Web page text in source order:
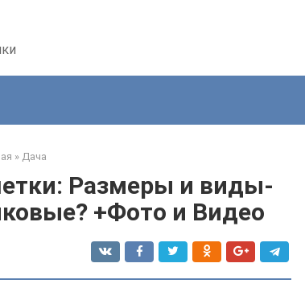
» Дача
Размеры и виды-
+Фото и Видео